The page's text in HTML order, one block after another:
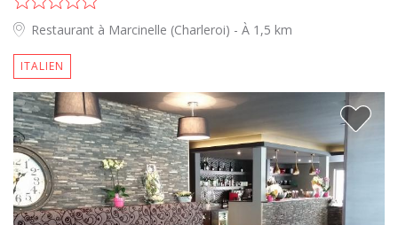
Restaurant à Marcinelle (Charleroi) - À 1,5 km
ITALIEN